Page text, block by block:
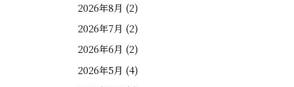
2026年8月 (2)
2026年7月 (2)
2026年6月 (2)
2026年5月 (4)